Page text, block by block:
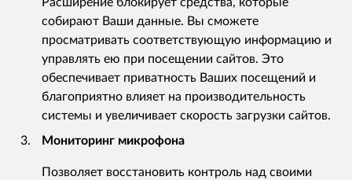
Расширение блокирует средства, которые
собирают Ваши данные. Вы сможете
просматривать соответствующую информацию и
управлять ею при посещении сайтов. Это
обеспечивает приватность Ваших посещений и
благоприятно влияет на производительность
системы и увеличивает скорость загрузки сайтов.
Мониторинг микрофона
Позволяет восстановить контроль над своими